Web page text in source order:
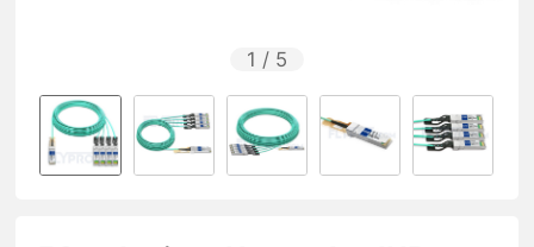
1 / 5